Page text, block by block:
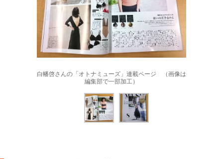
白幡啓さんの「オトナミューズ」連載ページ （画像は
編集部で一部加工）